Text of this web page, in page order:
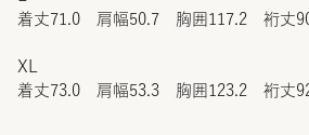
着丈71.0 肩幅50.7 胸囲117.2 裄丈
XL
着丈73.0 肩幅53.3 胸囲123.2 裄丈